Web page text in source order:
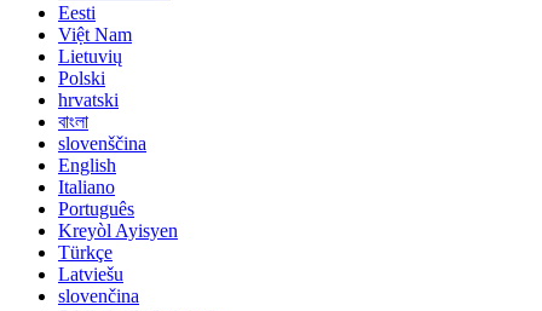
Eesti
Việt Nam
Lietuvių
Polski
hrvatski
বাংলা
slovenščina
English
Italiano
Português
Kreyòl Ayisyen
Türkçe
Latviešu
slovenčina